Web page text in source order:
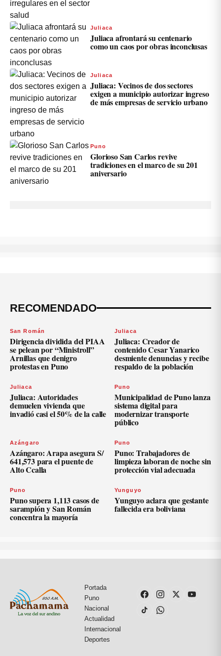
Juliaca
Juliaca afrontará su centenario
como un caos por obras inconclusas
Juliaca
Juliaca: Vecinos de dos sectores
exigen a municipio autorizar ingreso
de más empresas de servicio urbano
Puno
Glorioso San Carlos revive
tradiciones en el marco de su 201
aniversario
RECOMENDADO
San Román
Dirigencia dividida del PIAA
se pelean por “Ministroll”
Arnillas que denigro
protestas en Puno
Juliaca
Juliaca: Creador de
contenido Cesar Yanarico
desmiente denuncias y recibe
respaldo de la población
Juliaca
Juliaca: Autoridades
demuelen vivienda que
invadió casi el 50% de la calle
Puno
Municipalidad de Puno lanza
sistema digital para
modernizar transporte
público
Azángaro
Azángaro: Arapa asegura S/
641,573 para el puente de
Alto Ccalla
Puno
Puno: Trabajadores de
limpieza laboran de noche sin
protección vial adecuada
Puno
Puno supera 1,113 casos de
sarampión y San Román
concentra la mayoría
Yunguyo
Yunguyo aclara que gestante
fallecida era boliviana
Portada
Puno
Nacional
Actualidad
Internacional
Deportes